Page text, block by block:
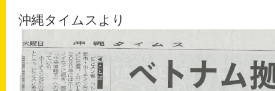
沖縄タイムスより